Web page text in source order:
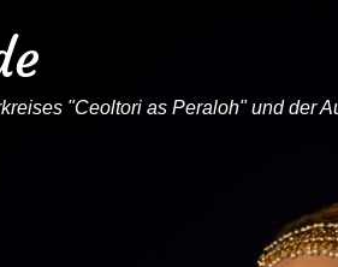
"Ceoltori as Peraloh" und der